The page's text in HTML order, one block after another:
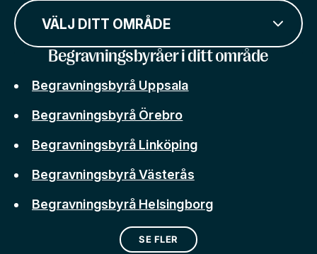
VÄLJ DITT OMRÅDE
Begravningsbyråer i ditt område
Begravningsbyrå Uppsala
Begravningsbyrå Örebro
Begravningsbyrå Linköping
Begravningsbyrå Västerås
Begravningsbyrå Helsingborg
SE FLER